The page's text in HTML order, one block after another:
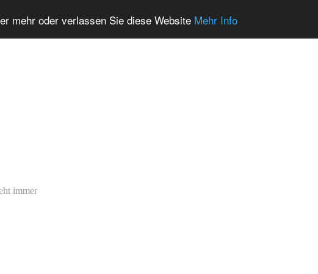
mehr oder verlassen Sie diese Website Mehr Info
immer